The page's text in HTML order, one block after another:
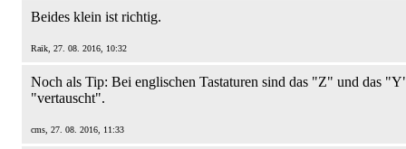
Beides klein ist richtig.
Raik, 27. 08. 2016, 10:32
Noch als Tip: Bei englischen Tastaturen sind das "Z" und das
"vertauscht".
cms, 27. 08. 2016, 11:33